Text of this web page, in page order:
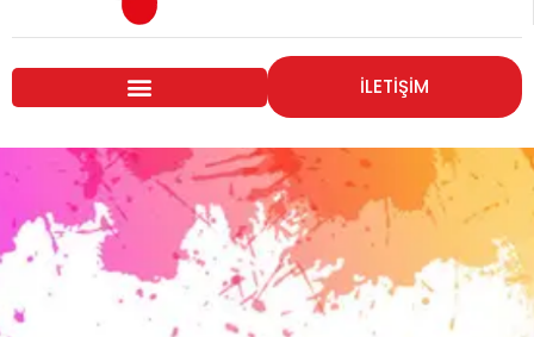
İLETİŞİM